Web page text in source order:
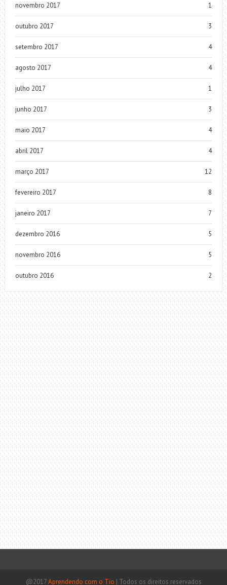
novembro 2017 1
outubro 2017 3
setembro 2017 4
agosto 2017 4
julho 2017 1
junho 2017 3
maio 2017 4
abril 2017 4
março 2017 12
fevereiro 2017 8
janeiro 2017 7
dezembro 2016 5
novembro 2016 5
outubro 2016 2
@2017Aprendendo com o Tio | Todos os direitos reservados